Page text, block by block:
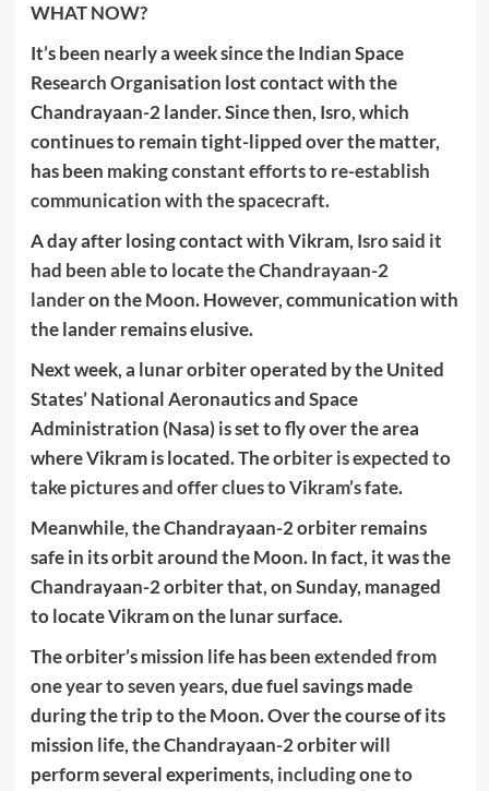
WHAT NOW?
It’s been nearly a week since the Indian Space
Research Organisation lost contact with the
Chandrayaan-2 lander. Since then, Isro, which
continues to remain tight-lipped over the matter,
has been making constant efforts to re-establish
communication with the spacecraft.
A day after losing contact with Vikram,Isro said it
had been able to locate the Chandrayaan-2
landeron the Moon. However, communication with
the lander remains elusive.
Next week, a lunar orbiter operated by the United
States’ National Aeronautics and Space
Administration (Nasa) is set to fly over the area
where Vikram is located. Theorbiter is expected to
take pictures and offer clues to Vikram’s fate.
Meanwhile, the Chandrayaan-2 orbiter remains
safe in its orbit around the Moon. In fact, it was the
Chandrayaan-2 orbiter that, on Sunday, managed
to locate Vikram on the lunar surface.
The orbiter’s mission life has beenextended from
one year to seven years, due fuel savings made
during the trip to the Moon. Over the course of its
mission life, the Chandrayaan-2 orbiter will
perform several experiments,including one to